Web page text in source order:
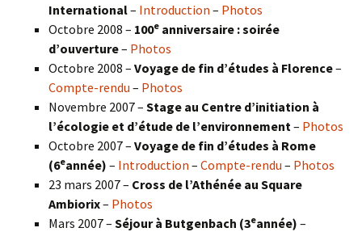
International– Introduction – Photos
Octobre 2008 – 100e anniversaire : soirée
d’ouverture– Photos
Octobre 2008 – Voyage de fin d’études à Florence–
Compte-rendu – Photos
Novembre 2007 – Stage au Centre d’initiation à
l’écologie et d’étude de l’environnement – Photos
Octobre 2007 – Voyage de fin d’études à Rome
(6eannée) – Introduction – Compte-rendu – Photos
23 mars 2007 – Cross de l’Athénée au Square
Ambiorix– Photos
Mars 2007 – Séjour à Butgenbach (3eannée) –